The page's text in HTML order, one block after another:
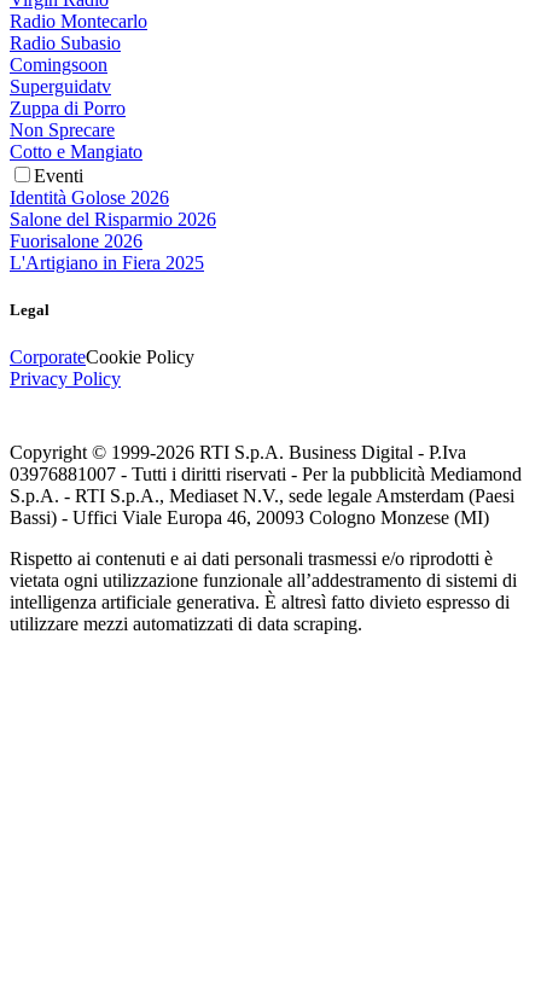
Radio Montecarlo
Radio Subasio
Comingsoon
Superguidatv
Zuppa di Porro
Non Sprecare
Cotto e Mangiato
Eventi
Identità Golose 2026
Salone del Risparmio 2026
Fuorisalone 2026
L'Artigiano in Fiera 2025
Legal
CorporateCookie Policy
Privacy Policy
Copyright © 1999-2026 RTI S.p.A. Business Digital - P.Iva
03976881007 - Tutti i diritti riservati - Per la pubblicità Mediamond
S.p.A. - RTI S.p.A., Mediaset N.V., sede legale Amsterdam (Paesi
Bassi) - Uffici Viale Europa 46, 20093 Cologno Monzese (MI)
Rispetto ai contenuti e ai dati personali trasmessi e/o riprodotti è
vietata ogni utilizzazione funzionale all’addestramento di sistemi di
intelligenza artificiale generativa. È altresì fatto divieto espresso di
utilizzare mezzi automatizzati di data scraping.